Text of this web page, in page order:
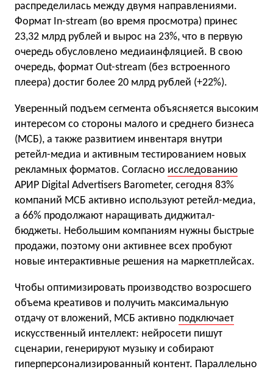
распределилась между двумя направлениями.
Формат In-stream (во время просмотра) принес
23,32 млрд рублей и вырос на 23%, что в первую
очередь обусловлено медиаинфляцией. В свою
очередь, формат Out-stream (без встроенного
плеера) достиг более 20 млрд рублей (+22%).
Уверенный подъем сегмента объясняется высоким
интересом со стороны малого и среднего бизнеса
(МСБ), а также развитием инвентаря внутри
ретейл-медиа и активным тестированием новых
рекламных форматов. Согласно исследованию
АРИР Digital Advertisers Barometer, сегодня 83%
компаний МСБ активно используют ретейл-медиа,
а 66% продолжают наращивать диджитал-
бюджеты. Небольшим компаниям нужны быстрые
продажи, поэтому они активнее всех пробуют
новые интерактивные решения на маркетплейсах.
Чтобы оптимизировать производство возросшего
объема креативов и получить максимальную
отдачу от вложений, МСБ активно подключает
искусственный интеллект: нейросети пишут
сценарии, генерируют музыку и собирают
гиперперсонализированный контент. Параллельно